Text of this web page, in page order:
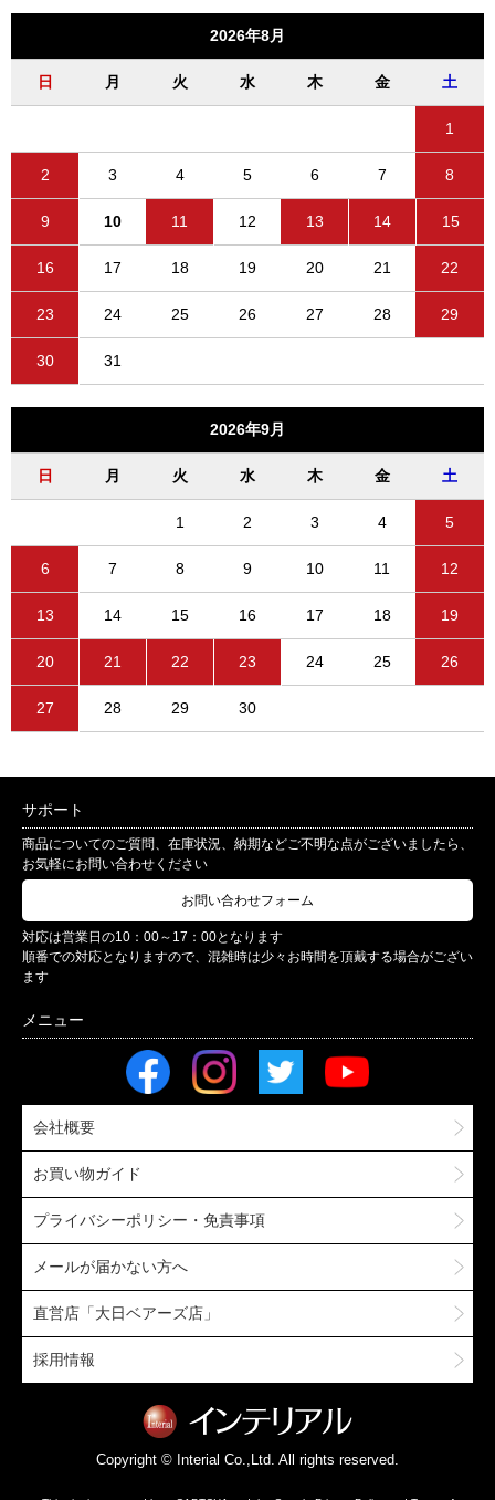
2026年8月
日 月 火 水 木 金 土
1
2 3 4 5 6 7 8
9 10 11 12 13 14 15
16 17 18 19 20 21 22
23 24 25 26 27 28 29
30 31
2026年9月
日 月 火 水 木 金 土
1 2 3 4 5
6 7 8 9 10 11 12
13 14 15 16 17 18 19
20 21 22 23 24 25 26
27 28 29 30
サポート
商品についてのご質問、在庫状況、納期などご不明な点がございましたら、
お気軽にお問い合わせください
お問い合わせフォーム
対応は営業日の10：00～17：00となります
順番での対応となりますので、混雑時は少々お時間を頂戴する場合がござい
ます
会社概要
お買い物ガイド
プライバシーポリシー・免責事項
メールが届かない方へ
直営店「大日ベアーズ店」
採用情報
Copyright © Interial Co.,Ltd. All rights reserved.